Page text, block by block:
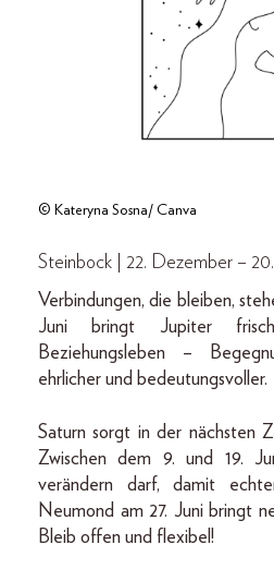
© Kateryna Sosna/ Canva
Steinbock | 22. Dezember –
Verbindungen, die bleiben,
Juni bringt Jupiter
Beziehungsleben –
ehrlicher und bedeutungsvoller.
Saturn sorgt in der nächsten
Zwischen dem 9. und 19.
verändern darf, damit
Neumond am 27. Juni bringt
Bleib offen und flexibel!